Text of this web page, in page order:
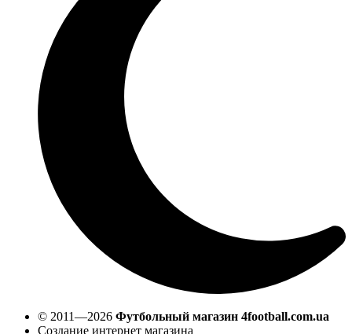
© 2011—2026 Футбольный магазин 4football.com.ua
Создание интернет магазина